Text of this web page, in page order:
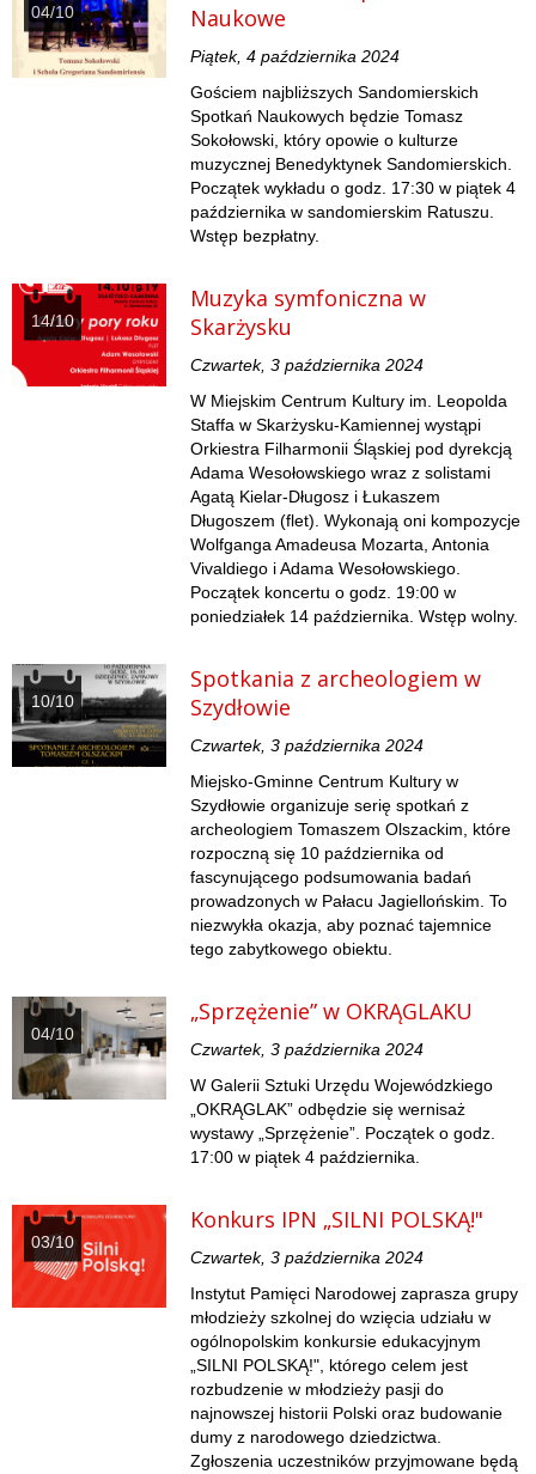
04/10
Naukowe
Piątek, 4 października 2024
Gościem najbliższych Sandomierskich
Spotkań Naukowych będzie Tomasz
Sokołowski, który opowie o kulturze
muzycznej Benedyktynek Sandomierskich.
Początek wykładu o godz. 17:30 w piątek 4
października w sandomierskim Ratuszu.
Wstęp bezpłatny.
14/10
Muzyka symfoniczna w
Skarżysku
Czwartek, 3 października 2024
W Miejskim Centrum Kultury im. Leopolda
Staffa w Skarżysku-Kamiennej wystąpi
Orkiestra Filharmonii Śląskiej pod dyrekcją
Adama Wesołowskiego wraz z solistami
Agatą Kielar-Długosz i Łukaszem
Długoszem (flet). Wykonają oni kompozycje
Wolfganga Amadeusa Mozarta, Antonia
Vivaldiego i Adama Wesołowskiego.
Początek koncertu o godz. 19:00 w
poniedziałek 14 października. Wstęp wolny.
10/10
Spotkania z archeologiem w
Szydłowie
Czwartek, 3 października 2024
Miejsko-Gminne Centrum Kultury w
Szydłowie organizuje serię spotkań z
archeologiem Tomaszem Olszackim, które
rozpoczną się 10 października od
fascynującego podsumowania badań
prowadzonych w Pałacu Jagiellońskim. To
niezwykła okazja, aby poznać tajemnice
tego zabytkowego obiektu.
04/10
„Sprzężenie” w OKRĄGLAKU
Czwartek, 3 października 2024
W Galerii Sztuki Urzędu Wojewódzkiego
„OKRĄGLAK” odbędzie się wernisaż
wystawy „Sprzężenie”. Początek o godz.
17:00 w piątek 4 października.
03/10
Konkurs IPN „SILNI POLSKĄ!"
Czwartek, 3 października 2024
Instytut Pamięci Narodowej zaprasza grupy
młodzieży szkolnej do wzięcia udziału w
ogólnopolskim konkursie edukacyjnym
„SILNI POLSKĄ!", którego celem jest
rozbudzenie w młodzieży pasji do
najnowszej historii Polski oraz budowanie
dumy z narodowego dziedzictwa.
Zgłoszenia uczestników przyjmowane będą